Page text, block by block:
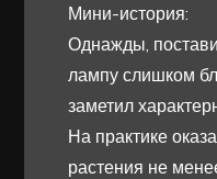
Мини-история:
Однажды,
лампу слишком
заметил
На практике
растения не